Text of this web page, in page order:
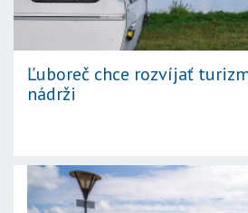
Ľuboreč chce rozvíjať
nádrži